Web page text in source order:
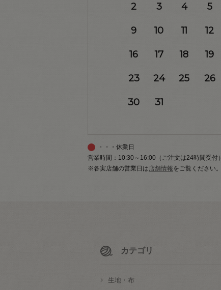
2 3 4 5
9 10 11 12
16 17 18 19
23 24 25 26
30 31
・・・休業日
営業時間：10:30～16:00（ご注文は24時間受付）
※各実店舗の営業日は店舗情報をご覧ください。
カテゴリ
生地・布